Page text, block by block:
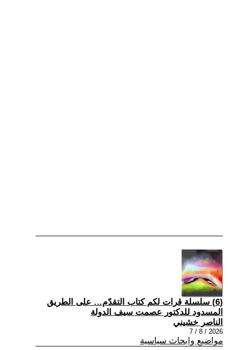
(6) سلسلة قرات لكم كتاب التقدّم… على الطريق
المسدود للدكتور عصمت سيف الدولة
الناصر خشيني
2026 / 8 / 7
مواضيع وابحاث سياسية